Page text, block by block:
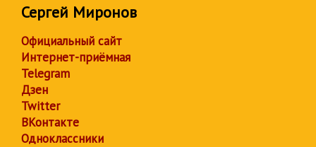
Сергей Миронов
Официальный сайт
Интернет-приёмная
Telegram
Дзен
Twitter
ВКонтакте
Одноклассники